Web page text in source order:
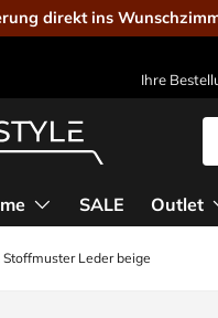
direkt ins
Ihre
SALE Outlet
Stoffmuster Leder beige